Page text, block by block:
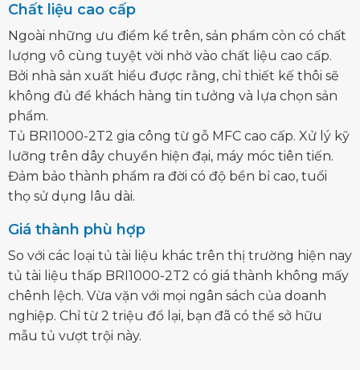
Chất liệu cao cấp
Ngoài những ưu điểm kể trên, sản phẩm còn có chất
lượng vô cùng tuyệt vời nhờ vào chất liệu cao cấp.
Bởi nhà sản xuất hiểu được rằng, chỉ thiết kế thôi sẽ
không đủ để khách hàng tin tưởng và lựa chọn sản
phẩm.
Tủ BRI1000-2T2 gia công từ gỗ MFC cao cấp. Xử lý kỹ
lưỡng trên dây chuyền hiện đại, máy móc tiên tiến.
Đảm bảo thành phẩm ra đời có độ bền bỉ cao, tuổi
thọ sử dụng lâu dài.
Giá thành phù hợp
So với các loại tủ tài liệu khác trên thị trường hiện nay
tủ tài liệu thấp BRI1000-2T2 có giá thành không mấy
chênh lệch. Vừa vặn với mọi ngân sách của doanh
nghiệp. Chỉ từ 2 triệu đổ lại, bạn đã có thể sở hữu
mẫu tủ vượt trội này.